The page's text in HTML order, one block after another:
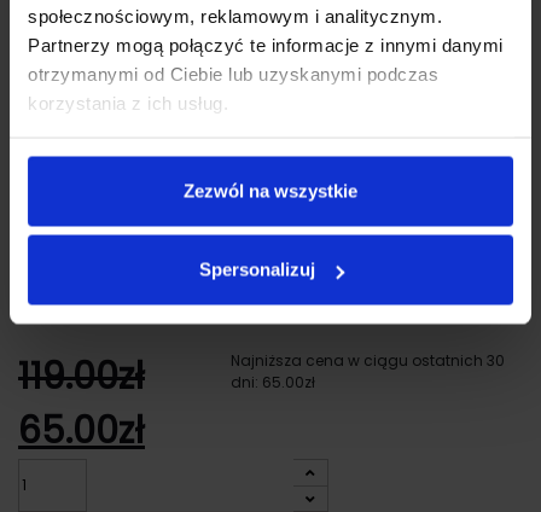
społecznościowym, reklamowym i analitycznym.
Partnerzy mogą połączyć te informacje z innymi danymi
otrzymanymi od Ciebie lub uzyskanymi podczas
korzystania z ich usług.
Zezwól na wszystkie
Spersonalizuj
Xblitz FX8 Elegance
119.00zł
Pierwotna
cena
65.00złAktualna
Najniższa cena w ciągu ostatnich 30
dni: 65.00zł